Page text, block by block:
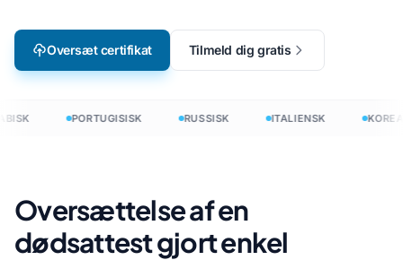
Oversæt certifikat Tilmeld dig gratis
PORTUGISISK RUSSISK ITALIENSK
Oversættelse af en
dødsattest gjort enkel